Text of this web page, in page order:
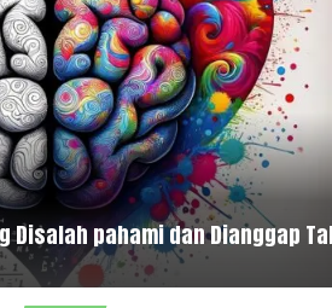
Disalah pahami dan Dianggap